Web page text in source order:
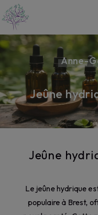
Anne-
Jeûne
Jeûne
Le jeûne hydrique
populaire à Brest,
Panneau de gestion des